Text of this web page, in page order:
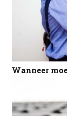
Wanneer